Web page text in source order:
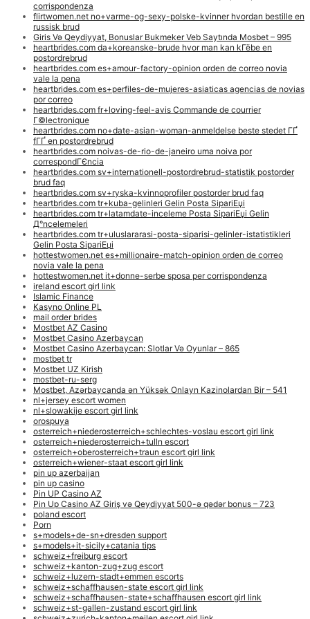
corrispondenza
flirtwomen.net no+varme-og-sexy-polske-kvinner hvordan bestille en
russisk brud
Giris Və Qeydiyyat, Bonuslar Bukmeker Veb Saytında Mosbet – 995
heartbrides.com da+koreanske-brude hvor man kan kГёbe en
postordrebrud
heartbrides.com es+amour-factory-opinion orden de correo novia
vale la pena
heartbrides.com es+perfiles-de-mujeres-asiaticas agencias de novias
por correo
heartbrides.com fr+loving-feel-avis Commande de courrier
Г©lectronique
heartbrides.com no+date-asian-woman-anmeldelse beste stedet ГҐ
fГҐ en postordrebrud
heartbrides.com noivas-de-rio-de-janeiro uma noiva por
correspondГЄncia
heartbrides.com sv+internationell-postordrebrud-statistik postorder
brud faq
heartbrides.com sv+ryska-kvinnoprofiler postorder brud faq
heartbrides.com tr+kuba-gelinleri Gelin Posta SipariЕџi
heartbrides.com tr+latamdate-inceleme Posta SipariЕџi Gelin
Д°ncelemeleri
heartbrides.com tr+uluslararasi-posta-siparisi-gelinler-istatistikleri
Gelin Posta SipariЕџi
hottestwomen.net es+millionaire-match-opinion orden de correo
novia vale la pena
hottestwomen.net it+donne-serbe sposa per corrispondenza
ireland escort girl link
Islamic Finance
Kasyno Online PL
mail order brides
Mostbet AZ Casino
Mostbet Casino Azerbaycan
Mostbet Casino Azerbaycan: Slotlar Və Oyunlar – 865
mostbet tr
Mostbet UZ Kirish
mostbet-ru-serg
Mostbet, Azərbaycanda ən Yüksək Onlayn Kazinolardan Bir – 541
nl+jersey escort women
nl+slowakije escort girl link
orospuya
osterreich+niederosterreich+schlechtes-voslau escort girl link
osterreich+niederosterreich+tulln escort
osterreich+oberosterreich+traun escort girl link
osterreich+wiener-staat escort girl link
pin up azerbaijan
pin up casino
Pin UP Casino AZ
Pin Up Casino AZ Giriş və Qeydiyyat 500-ə qədər bonus – 723
poland escort
Porn
s+models+de-sn+dresden support
s+models+it-sicily+catania tips
schweiz+freiburg escort
schweiz+kanton-zug+zug escort
schweiz+luzern-stadt+emmen escorts
schweiz+schaffhausen-state escort girl link
schweiz+schaffhausen-state+schaffhausen escort girl link
schweiz+st-gallen-zustand escort girl link